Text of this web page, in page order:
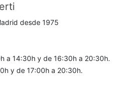
desde 1975
a 14:30h y de 16:30h a 20:30h.
y de 17:00h a 20:30h.